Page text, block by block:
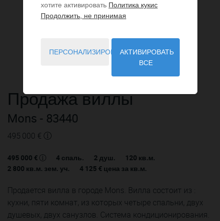
Продажавиллы
Mons - 83440
495 000 €
495 000 € 4 спаль. 2 душ. 120 кв.м.
2 800 кв.м. зем. уч. 4 125 € цена за кв.м.
Продается вилла в городе Mons. Вилла состоит из :
кухни, пяти комнат, из которых четыре спальни, двух
душевых, двух санузлов. Система кондиционирования.
хотите активировать Политика кукис
Продолжить, не принимая
ПЕРСОНАЛИЗИРОВАТЬАКТИВИРОВАТЬ
ВСЕ